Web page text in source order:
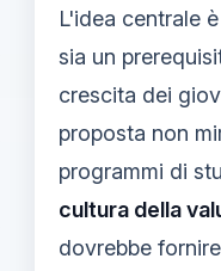
L'idea centrale
sia un
crescita dei
proposta non
programmi di
cultura della
dovrebbe